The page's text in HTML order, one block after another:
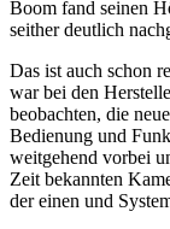
Boom fand seinen
seither deutlich
Das ist auch schon
war bei den
beobachten, die
Bedienung und
weitgehend vorbei
Zeit bekannten
der einen und